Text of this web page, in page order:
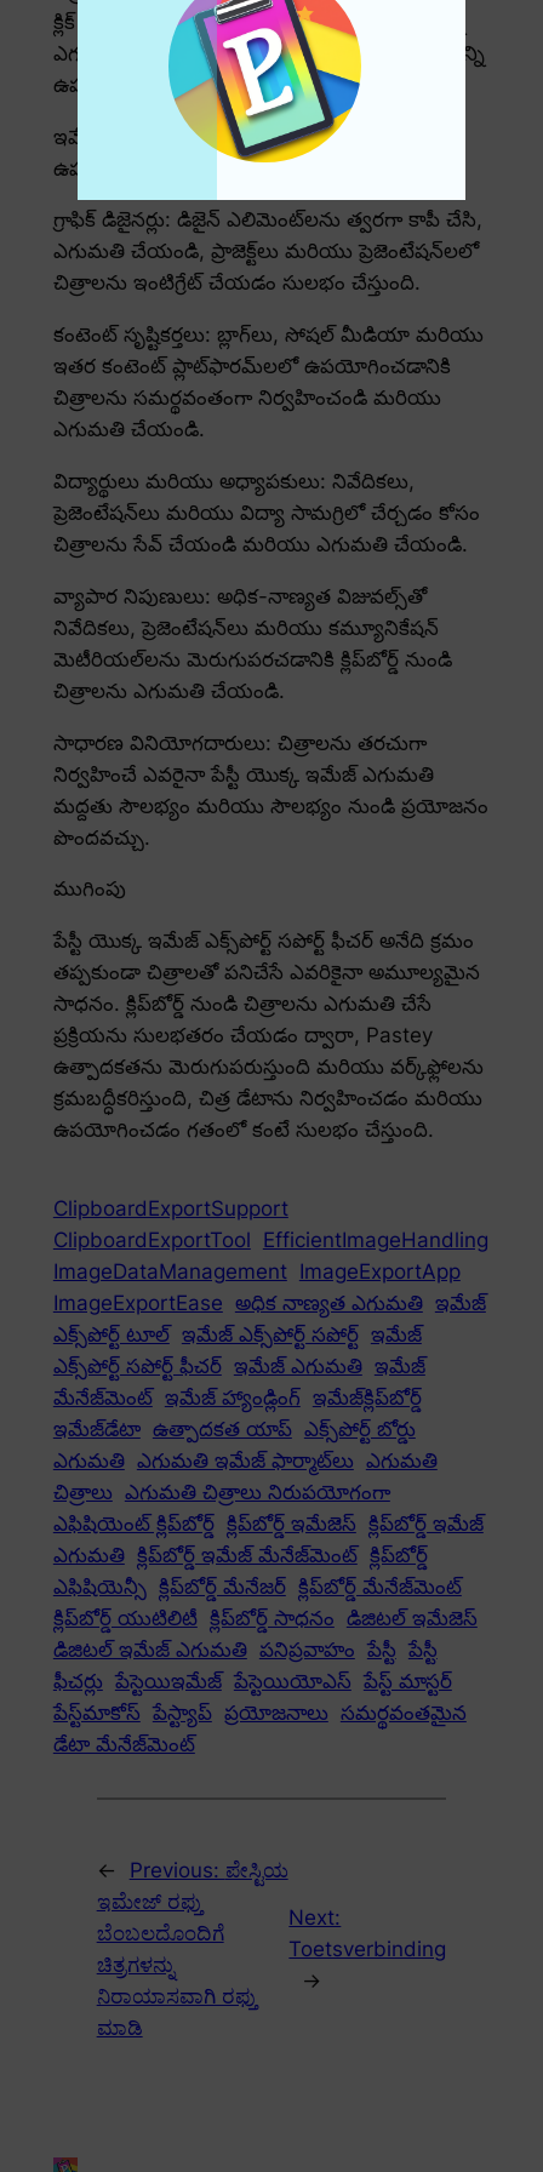
క్లిక్ చేయండి లేదా మీరు ఎంచుకున్న స్థానానికి చిత్రాన్ని
ఎగుమతి చేయడానికి నియమించబడిన సత్వరమార్గాన్ని
ఉపయోగించండి.
ఇమేజ్ ఎగుమతి మద్దతు కోసం కేసులను
ఉపయోగించండి
గ్రాఫిక్ డిజైనర్లు: డిజైన్ ఎలిమెంట్‌లను త్వరగా కాపీ చేసి,
ఎగుమతి చేయండి, ప్రాజెక్ట్‌లు మరియు ప్రెజెంటేషన్‌లలో
చిత్రాలను ఇంటిగ్రేట్ చేయడం సులభం చేస్తుంది.
కంటెంట్ సృష్టికర్తలు: బ్లాగ్‌లు, సోషల్ మీడియా మరియు
ఇతర కంటెంట్ ప్లాట్‌ఫారమ్‌లలో ఉపయోగించడానికి
చిత్రాలను సమర్థవంతంగా నిర్వహించండి మరియు
ఎగుమతి చేయండి.
విద్యార్థులు మరియు అధ్యాపకులు: నివేదికలు,
ప్రెజెంటేషన్‌లు మరియు విద్యా సామగ్రిలో చేర్చడం కోసం
చిత్రాలను సేవ్ చేయండి మరియు ఎగుమతి చేయండి.
వ్యాపార నిపుణులు: అధిక-నాణ్యత విజువల్స్‌తో
నివేదికలు, ప్రెజెంటేషన్‌లు మరియు కమ్యూనికేషన్
మెటీరియల్‌లను మెరుగుపరచడానికి క్లిప్‌బోర్డ్ నుండి
చిత్రాలను ఎగుమతి చేయండి.
సాధారణ వినియోగదారులు: చిత్రాలను తరచుగా
నిర్వహించే ఎవరైనా పేస్టీ యొక్క ఇమేజ్ ఎగుమతి
మద్దతు సౌలభ్యం మరియు సౌలభ్యం నుండి ప్రయోజనం
పొందవచ్చు.
ముగింపు
పేస్టీ యొక్క ఇమేజ్ ఎక్స్‌పోర్ట్ సపోర్ట్ ఫీచర్ అనేది క్రమం
తప్పకుండా చిత్రాలతో పనిచేసే ఎవరికైనా అమూల్యమైన
సాధనం. క్లిప్‌బోర్డ్ నుండి చిత్రాలను ఎగుమతి చేసే
ప్రక్రియను సులభతరం చేయడం ద్వారా, Pastey
ఉత్పాదకతను మెరుగుపరుస్తుంది మరియు వర్క్‌ఫ్లోలను
క్రమబద్ధీకరిస్తుంది, చిత్ర డేటాను నిర్వహించడం మరియు
ఉపయోగించడం గతంలో కంటే సులభం చేస్తుంది.
ClipboardExportSupport
ClipboardExportTool EfficientImageHandling
ImageDataManagement ImageExportApp
ImageExportEase అధిక నాణ్యత ఎగుమతి ఇమేజ్
ఎక్స్‌పోర్ట్ టూల్ ఇమేజ్ ఎక్స్‌పోర్ట్ సపోర్ట్ ఇమేజ్
ఎక్స్‌పోర్ట్ సపోర్ట్ ఫీచర్ ఇమేజ్ ఎగుమతి ఇమేజ్
మేనేజ్‌మెంట్ ఇమేజ్ హ్యాండ్లింగ్ ఇమేజ్‌క్లిప్‌బోర్డ్
ఇమేజ్‌డేటా ఉత్పాదకత యాప్ ఎక్స్‌పోర్ట్ బోర్డు
ఎగుమతి ఎగుమతి ఇమేజ్ ఫార్మాట్‌లు ఎగుమతి
చిత్రాలు ఎగుమతి చిత్రాలు నిరుపయోగంగా
ఎఫిషియెంట్ క్లిప్‌బోర్డ్ క్లిప్‌బోర్డ్ ఇమేజెస్ క్లిప్‌బోర్డ్ ఇమేజ్
ఎగుమతి క్లిప్‌బోర్డ్ ఇమేజ్ మేనేజ్‌మెంట్ క్లిప్‌బోర్డ్
ఎఫిషియెన్సీ క్లిప్‌బోర్డ్ మేనేజర్ క్లిప్‌బోర్డ్ మేనేజ్‌మెంట్
క్లిప్‌బోర్డ్ యుటిలిటీ క్లిప్‌బోర్డ్ సాధనం డిజిటల్ ఇమేజెస్
డిజిటల్ ఇమేజ్ ఎగుమతి పనిప్రవాహం పేస్టీ పేస్టీ
ఫీచర్లు పేస్టెయిఇమేజ్ పేస్టెయియోఎస్ పేస్ట్ మాస్టర్
పేస్ట్‌మాకోస్ పేస్ట్యాప్ ప్రయోజనాలు సమర్థవంతమైన
డేటా మేనేజ్‌మెంట్
← Previous: ಪೇಸ್ಟಿಯ
ಇಮೇಜ್ ರಫ್ತು
ಬೆಂಬಲದೊಂದಿಗೆ
ಚಿತ್ರಗಳನ್ನು
ನಿರಾಯಾಸವಾಗಿ ರಫ್ತು
ಮಾಡಿ
Next:
Toetsverbinding
→